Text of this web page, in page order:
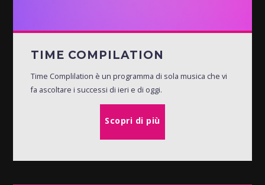
TIME COMPILATION
Time Complilation è un programma di sola musica che vi
fa ascoltare i successi di ieri e di oggi.
Scopri di più